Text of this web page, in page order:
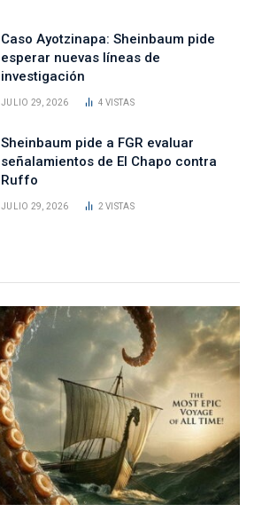
Caso Ayotzinapa: Sheinbaum pide
esperar nuevas líneas de
investigación
JULIO 29, 2026 4VISTAS
Sheinbaum pide a FGR evaluar
señalamientos de El Chapo contra
Ruffo
JULIO 29, 2026 2VISTAS